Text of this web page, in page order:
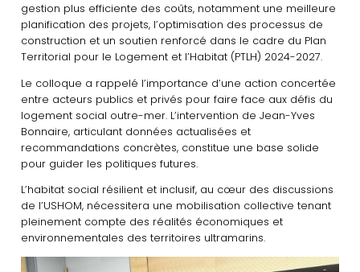
gestion plus efficiente des coûts, notamment une meilleure
planification des projets, l’optimisation des processus de
construction et un soutien renforcé dans le cadre du Plan
Territorial pour le Logement et l’Habitat (PTLH) 2024-2027.
Le colloque a rappelé l’importance d’une action concertée
entre acteurs publics et privés pour faire face aux défis du
logement social outre-mer. L’intervention de Jean-Yves
Bonnaire, articulant données actualisées et
recommandations concrètes, constitue une base solide
pour guider les politiques futures.
L’habitat social résilient et inclusif, au cœur des discussions
de l’USHOM, nécessitera une mobilisation collective tenant
pleinement compte des réalités économiques et
environnementales des territoires ultramarins.